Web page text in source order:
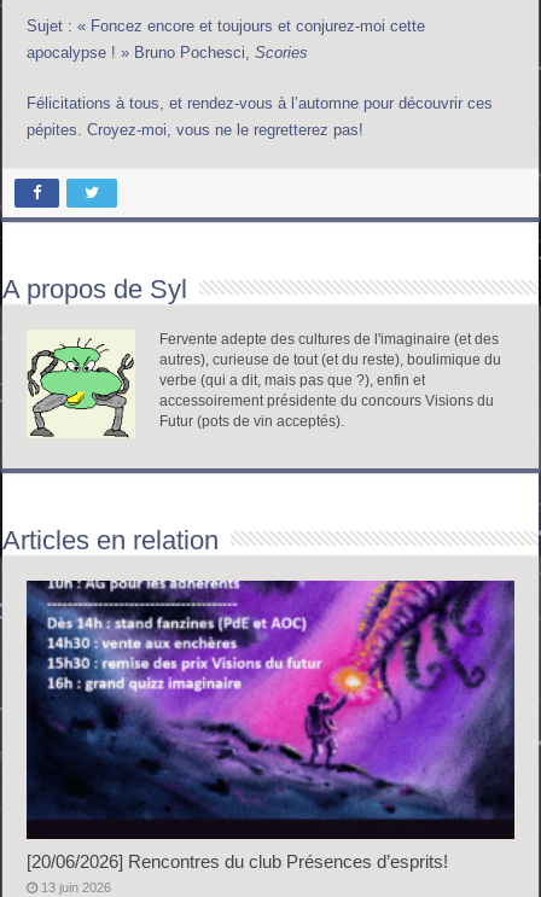
Sujet : « Foncez encore et toujours et conjurez-moi cette
apocalypse ! » Bruno Pochesci,Scories
Félicitations à tous, et rendez-vous à l’automne pour découvrir ces
pépites. Croyez-moi, vous ne le regretterez pas!
A propos de Syl
Fervente adepte des cultures de l'imaginaire (et des
autres), curieuse de tout (et du reste), boulimique du
verbe (qui a dit, mais pas que ?), enfin et
accessoirement présidente du concours Visions du
Futur (pots de vin acceptés).
Articles en relation
[20/06/2026] Rencontres du club Présences d’esprits!
13 juin 2026